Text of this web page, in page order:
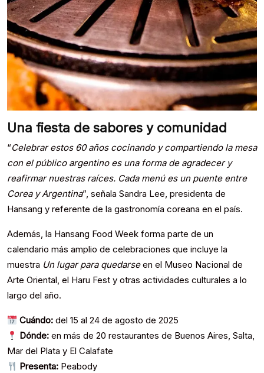
Una fiesta de sabores y comunidad
“Celebrar estos 60 años cocinando y compartiendo la mesa
con el público argentino es una forma de agradecer y
reafirmar nuestras raíces. Cada menú es un puente entre
Corea y Argentina”, señala Sandra Lee, presidenta de
Hansang y referente de la gastronomía coreana en el país.
Además, la Hansang Food Week forma parte de un
calendario más amplio de celebraciones que incluye la
muestra Un lugar para quedarseen el Museo Nacional de
Arte Oriental, el Haru Fest y otras actividades culturales a lo
largo del año.
Cuándo: del 15 al 24 de agosto de 2025
Dónde: en más de 20 restaurantes de Buenos Aires, Salta,
Mar del Plata y El Calafate
Presenta: Peabody